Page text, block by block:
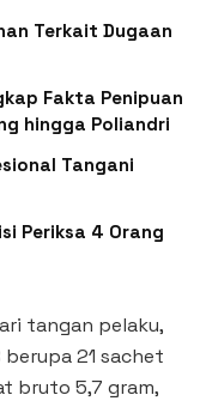
Terkait Dugaan
Fakta Penipuan
hingga Poliandri
Tangani
Periksa 4 Orang
tangan pelaku,
21 sachet
bruto 5,7 gram,